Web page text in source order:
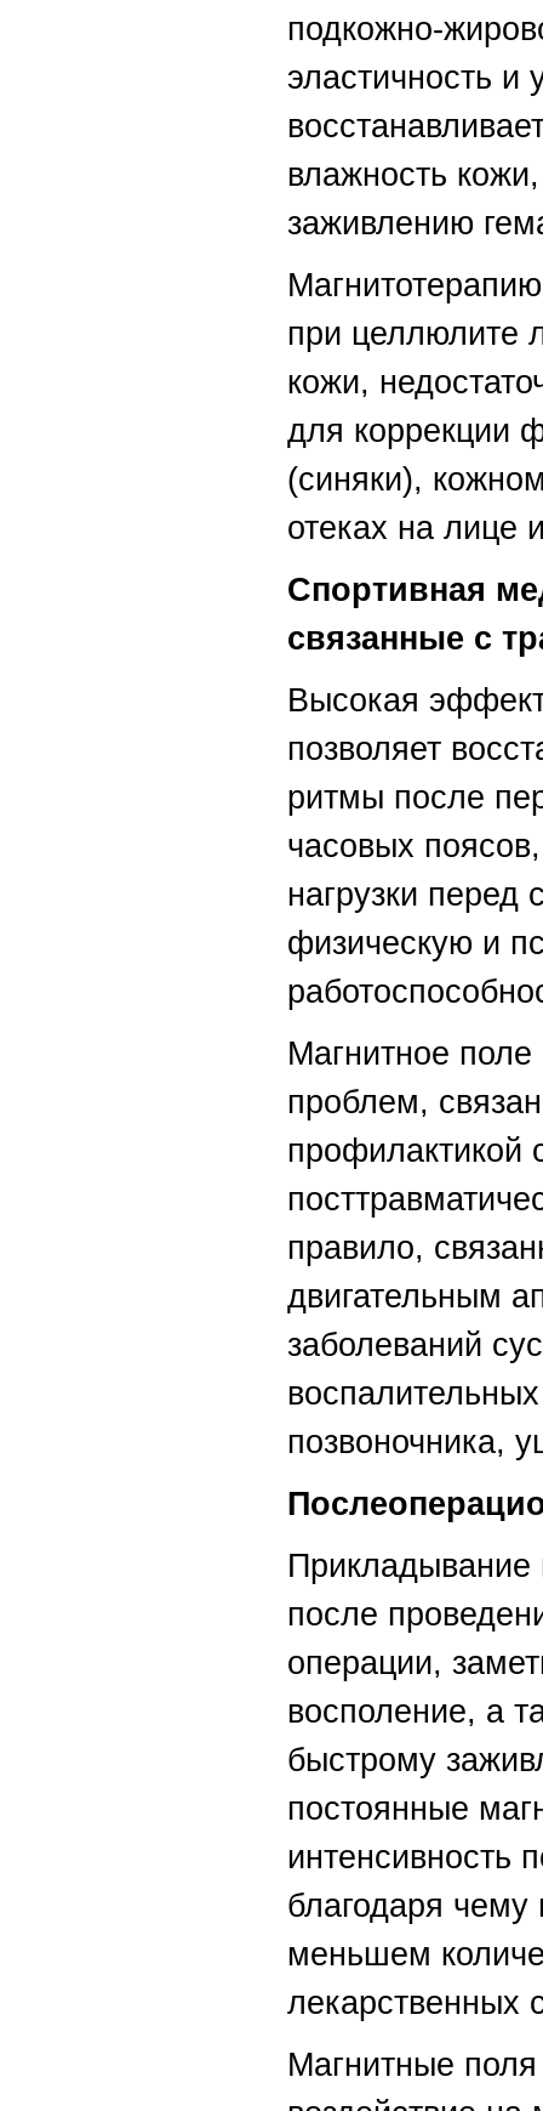
подкожно-
эластичность и
влажность
заживлению
при целлюлите
кожи,
для коррекции
(синяки),
отеках на лице
Спортивная
связанные с
Высокая
позволяет
ритмы после
часовых
нагрузки перед
физическую и
Магнитное
проблем,
профилактикой
правило,
двигательным
заболеваний
позвоночника,
Прикладывание
после
операции,
восполение, а
быстрому
постоянные
интенсивность
благодаря
меньшем
лекарственных
Магнитные